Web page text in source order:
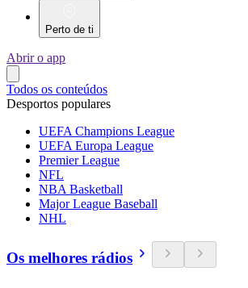
Perto de ti
Abrir o app
Todos os conteúdos
Desportos populares
UEFA Champions League
UEFA Europa League
Premier League
NFL
NBA Basketball
Major League Baseball
NHL
Os melhores rádios